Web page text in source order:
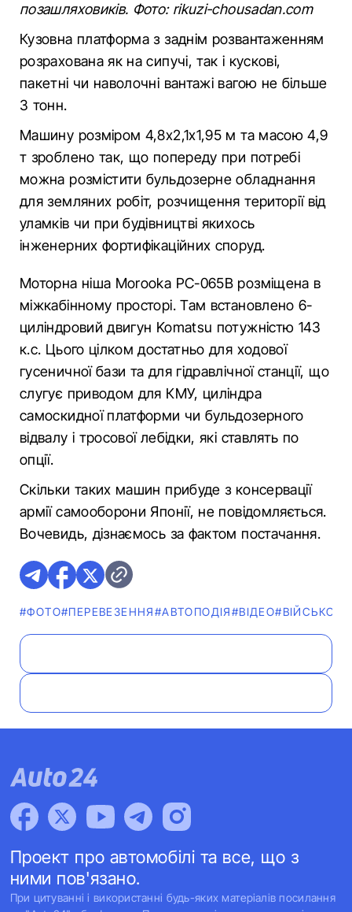
позашляховиків. Фото: rikuzi-chousadan.com
Кузовна платформа з заднім розвантаженням
розрахована як на сипучі, так і кускові,
пакетні чи наволочні вантажі вагою не більше
3 тонн.
Машину розміром 4,8х2,1х1,95 м та масою 4,9
т зроблено так, що попереду при потребі
можна розмістити бульдозерне обладнання
для земляних робіт, розчищення території від
уламків чи при будівництві якихось
інженерних фортифікаційних споруд.
Моторна ніша Morooka PC-065B розміщена в
міжкабінному просторі. Там встановлено 6-
циліндровий двигун Komatsu потужністю 143
к.с. Цього цілком достатньо для ходової
гусеничної бази та для гідравлічної станції, що
слугує приводом для КМУ, циліндра
самоскидної платформи чи бульдозерного
відвалу і тросової лебідки, які ставлять по
опції.
Скільки таких машин прибуде з консервації
армії самооборони Японії, не повідомляється.
Вочевидь, дізнаємось за фактом постачання.
#ФОТО#ПЕРЕВЕЗЕННЯ#АВТОПОДІЯ#ВІДЕО
Проект про автомобілі та все, що з
ними пов'язано.
При цитуванні і використанні будь-яких матеріалів посилання